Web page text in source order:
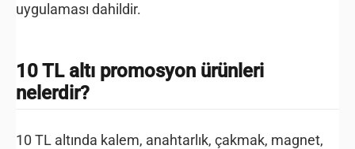
uygulaması dahildir.
10 TL altı promosyon ürünleri
nelerdir?
10 TL altında kalem, anahtarlık, çakmak, magnet,